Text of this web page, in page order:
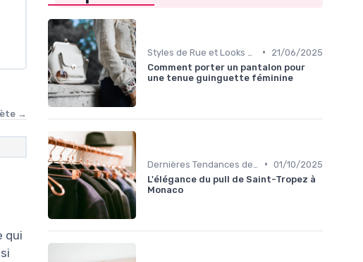
→
qui
•
21/06/2025
Comment porter un pantalon pour
une tenue guinguette féminine
• 01/10/2025
L'élégance du pull de Saint-Tropez à
Monaco